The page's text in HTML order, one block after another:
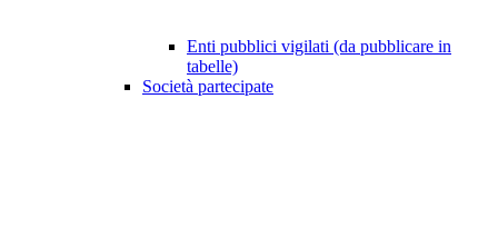
Enti pubblici vigilati (da pubblicare in
tabelle)
Società partecipate